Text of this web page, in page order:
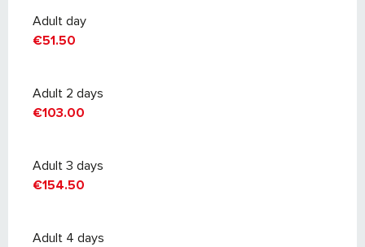
Adult day
€51.50
Adult 2 days
€103.00
Adult 3 days
€154.50
Adult 4 days